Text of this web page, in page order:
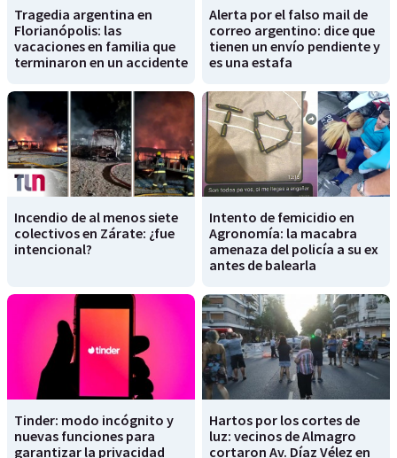
Tragedia argentina en
Florianópolis: las
vacaciones en familia que
terminaron en un accidente
Alerta por el falso mail de
correo argentino: dice que
tienen un envío pendiente y
es una estafa
Incendio de al menos siete
colectivos en Zárate: ¿fue
intencional?
Intento de femicidio en
Agronomía: la macabra
amenaza del policía a su ex
antes de balearla
Tinder: modo incógnito y
nuevas funciones para
garantizar la privacidad
Hartos por los cortes de
luz: vecinos de Almagro
cortaron Av. Díaz Vélez en